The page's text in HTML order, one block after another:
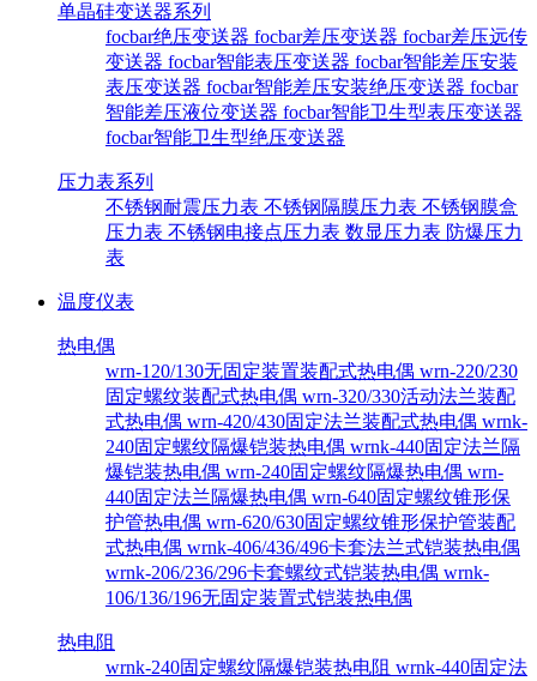
单晶硅变送器系列
focbar绝压变送器 focbar差压变送器 focbar差压远传
变送器 focbar智能表压变送器 focbar智能差压安装
表压变送器 focbar智能差压安装绝压变送器 focbar
智能差压液位变送器 focbar智能卫生型表压变送器
focbar智能卫生型绝压变送器
压力表系列
不锈钢耐震压力表 不锈钢隔膜压力表 不锈钢膜盒
压力表 不锈钢电接点压力表 数显压力表 防爆压力
表
温度仪表
热电偶
wrn-120/130无固定装置装配式热电偶 wrn-220/230
固定螺纹装配式热电偶 wrn-320/330活动法兰装配
式热电偶 wrn-420/430固定法兰装配式热电偶 wrnk-
240固定螺纹隔爆铠装热电偶 wrnk-440固定法兰隔
爆铠装热电偶 wrn-240固定螺纹隔爆热电偶 wrn-
440固定法兰隔爆热电偶 wrn-640固定螺纹锥形保
护管热电偶 wrn-620/630固定螺纹锥形保护管装配
式热电偶 wrnk-406/436/496卡套法兰式铠装热电偶
wrnk-206/236/296卡套螺纹式铠装热电偶 wrnk-
106/136/196无固定装置式铠装热电偶
热电阻
wrnk-240固定螺纹隔爆铠装热电阻 wrnk-440固定法